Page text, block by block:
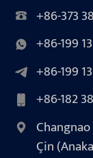
+86-373
+86-199
+86-199
+86-182
Çin